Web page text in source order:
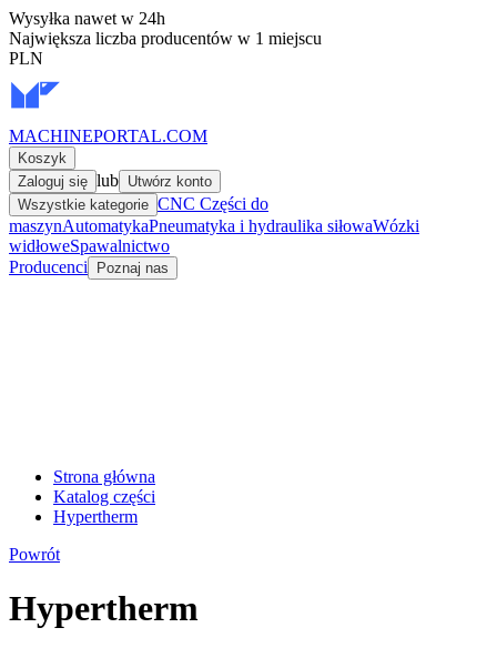
Wysyłka nawet w 24h
Największa liczba producentów w 1 miejscu
PLN
MACHINEPORTAL.COM
Koszyk
Zaloguj się lub Utwórz konto
Wszystkie kategorie CNC Części do
maszynAutomatykaPneumatyka i hydraulika siłowaWózki
widłoweSpawalnictwo
Producenci
Poznaj nas
Strona główna
Katalog części
Hypertherm
Powrót
Hypertherm